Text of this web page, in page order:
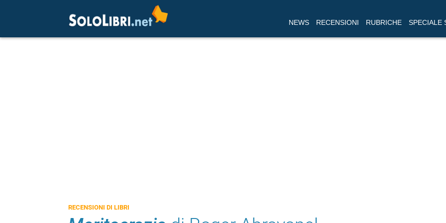
NEWS RECENSIONI RUBRICHE SPECIALE
RECENSIONI DI LIBRI